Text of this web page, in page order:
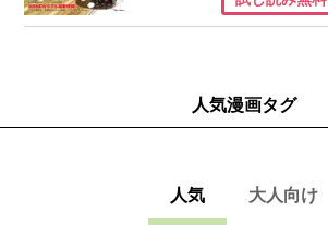
人気漫画タグ
人気 大人向け